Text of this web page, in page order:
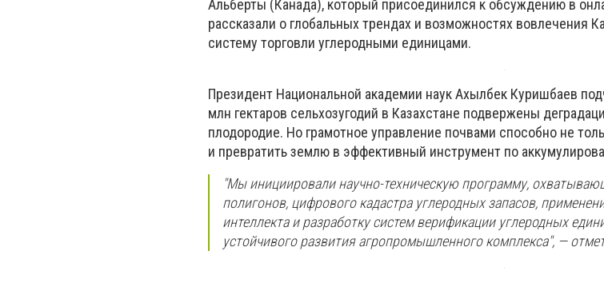
Альберты (Канада), который присоединился к обсуждению в
рассказали о глобальных трендах и возможностях вовлечения
систему торговли углеродными единицами.
Президент Национальной академии наук Ахылбек Куришбаев
млн гектаров сельхозугодий в Казахстане подвержены
плодородие. Но грамотное управление почвами способно не
и превратить землю в эффективный инструмент по
"Мы инициировали научно-техническую программу,
полигонов, цифрового кадастра углеродных запасов,
интеллекта и разработку систем верификации углеродных
устойчивого развития агропромышленного комплекса", —